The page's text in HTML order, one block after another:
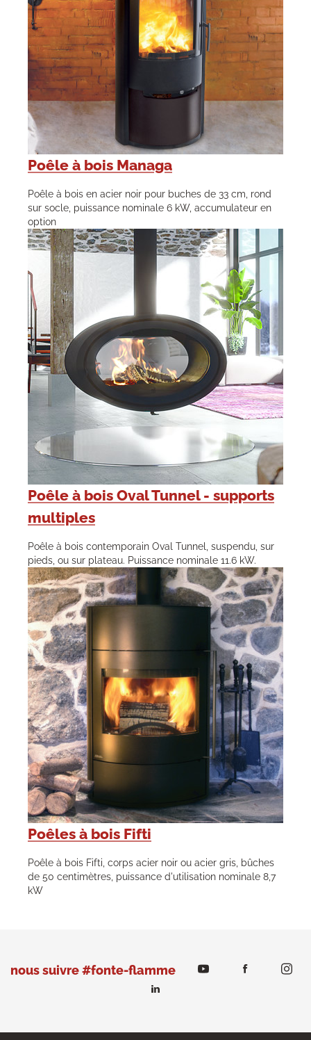
Poêle à bois Managa
Poêle à bois en acier noir pour buches de 33 cm, rond
sur socle, puissance nominale 6 kW, accumulateur en
option
Poêle à bois Oval Tunnel - supports
multiples
Poêle à bois contemporain Oval Tunnel, suspendu, sur
pieds, ou sur plateau. Puissance nominale 11.6 kW.
Poêles à bois Fifti
Poêle à bois Fifti, corps acier noir ou acier gris, bûches
de 50 centimètres, puissance d'utilisation nominale 8,7
kW
nous suivre #fonte-flamme